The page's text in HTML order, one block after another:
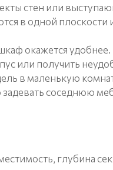
стен или
в одной
окажется
или получить
в маленькую
задевать соседнюю
глубина